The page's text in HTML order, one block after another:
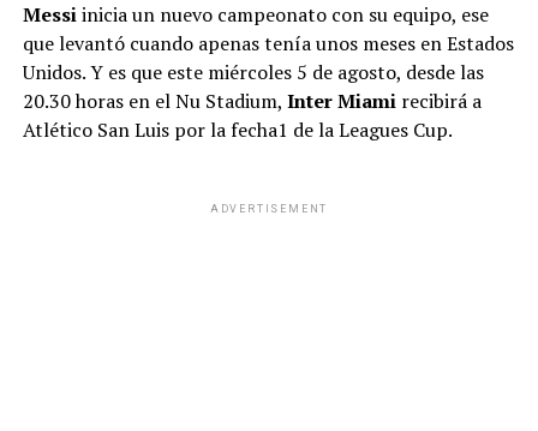
Messiinicia un nuevo campeonato con su equipo, ese
que levantó cuando apenas tenía unos meses en Estados
Unidos. Y es que este miércoles 5 de agosto, desde las
20.30 horas en el Nu Stadium, Inter Miamirecibirá a
Atlético San Luis por la fecha1 de la Leagues Cup.
ADVERTISEMENT